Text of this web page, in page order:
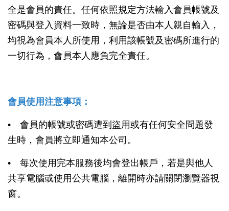
全是會員的責任。任何依照規定方法輸入會員帳號及
密碼與登入資料一致時，無論是否由本人親自輸入，
均視為會員本人所使用，利用該帳號及密碼所進行的
一切行為，會員本人應負完全責任。
會員使用注意事項：
• 會員的帳號或密碼遭到盜用或有任何安全問題發
生時，會員將立即通知本公司。
• 每次使用完本服務後均會登出帳戶，若是與他人
共享電腦或使用公共電腦，離開時亦請關閉瀏覽器視
窗。